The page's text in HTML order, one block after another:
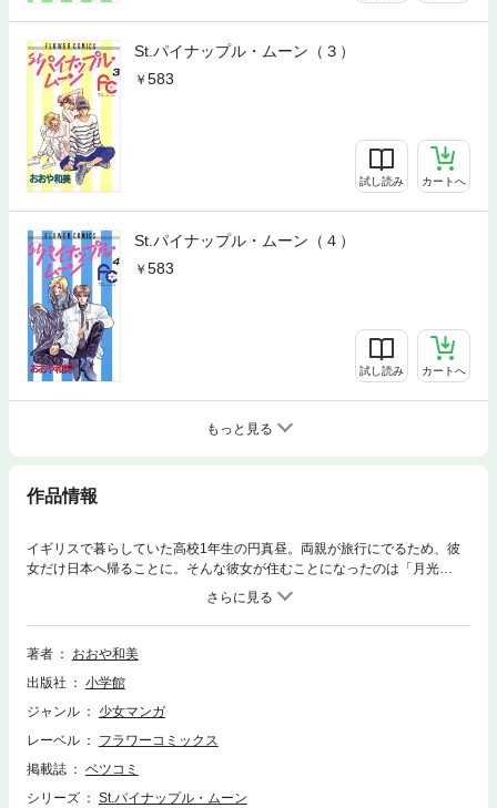
St.パイナップル・ムーン（３）
583
試し読み カートへ
St.パイナップル・ムーン（４）
583
試し読み カートへ
もっと見る
作品情報
イギリスで暮らしていた高校1年生の円真昼。両親が旅行にでるため、彼
女だけ日本へ帰ることに。そんな彼女が住むことになったのは「月光
館」。なんと男子専門下宿所で…！？
著者
おおや和美
出版社
小学館
ジャンル
少女マンガ
レーベル
フラワーコミックス
掲載誌
ベツコミ
シリーズ
St.パイナップル・ムーン